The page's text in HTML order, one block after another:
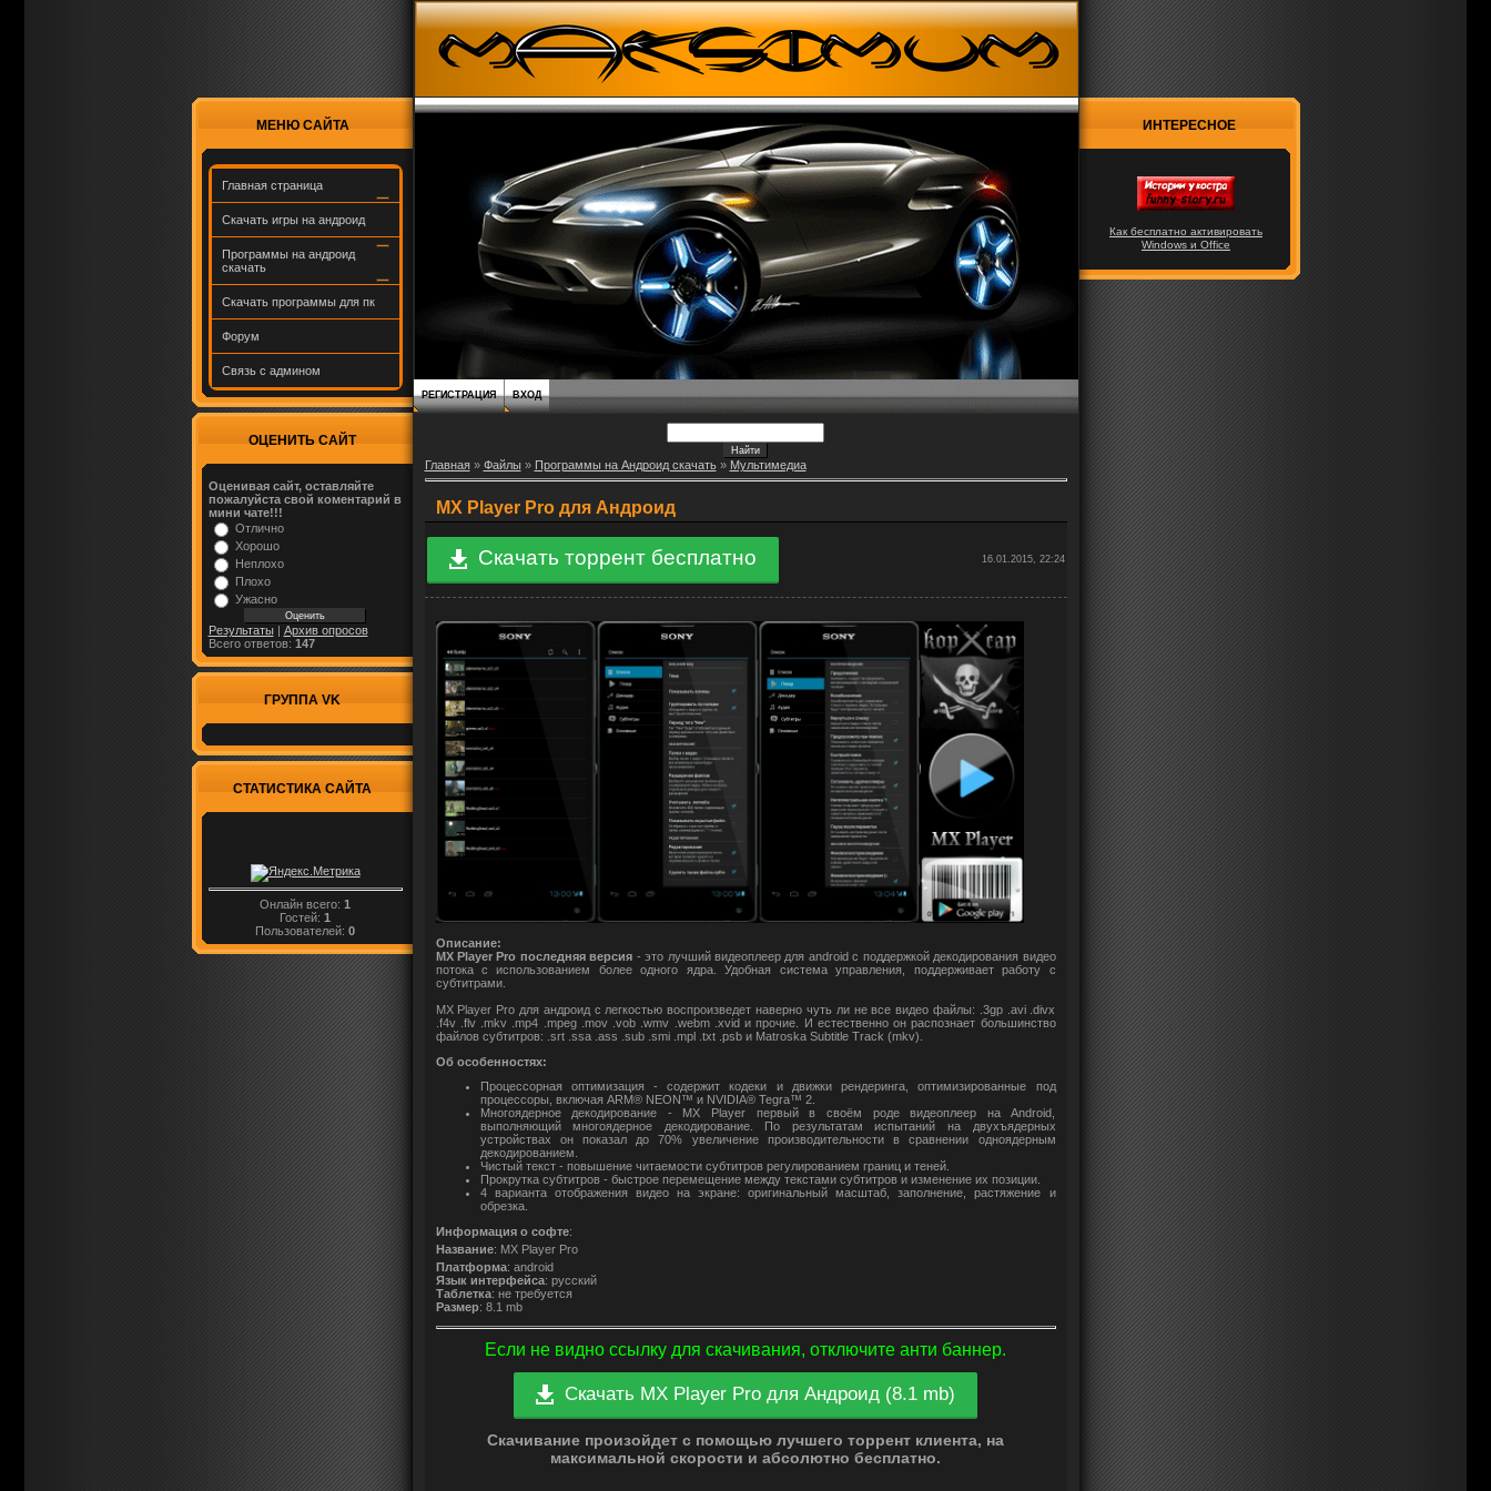
МЕНЮ САЙТА
Главная страница
Скачать игры на андроид
Программы на андроид
скачать
Скачать программы для пк
Форум
Связь с админом
ОЦЕНИТЬ САЙТ
Оценивая сайт, оставляйте
пожалуйста свой коментарий в
мини чате!!!
Отлично
Хорошо
Неплохо
Плохо
Ужасно
Результаты| Архив опросов
Всего ответов: 147
ГРУППА VK
СТАТИСТИКА САЙТА
Онлайн всего: 1
Гостей: 1
Пользователей: 0
РЕГИСТРАЦИЯ ВХОД
Главная» Файлы » Программы на Андроид скачать» Мультимедиа
MX Player Pro для Андроид
Скачать торрент бесплатно 16.01.2015, 22:24
Описание:
MX Player Pro последняя версия - это лучший видеоплеер для аndroid с поддержкой декодирования видео
потока с использованием более одного ядра. Удобная система управления, поддерживает работу с
субтитрами.
MX Player Pro для андроид с легкостью воспроизведет наверно чуть ли не все видео файлы: .3gp .avi .divx
.f4v .flv .mkv .mp4 .mpeg .mov .vob .wmv .webm .xvid и прочие. И естественно он распознает большинство
файлов субтитров: .srt .ssa .ass .sub .smi .mpl .txt .psb и Matroska Subtitle Track (mkv).
Об особенностях:
Процессорная оптимизация - содержит кодеки и движки рендеринга, оптимизированные под
процессоры, включая ARM® NEON™ и NVIDIA® Tegra™ 2.
Многоядерное декодирование - MX Player первый в своём роде видеоплеер на Android,
выполняющий многоядерное декодирование. По результатам испытаний на двухъядерных
устройствах он показал до 70% увеличение производительности в сравнении одноядерным
декодированием.
Чистый текст - повышение читаемости субтитров регулированием границ и теней.
Прокрутка субтитров - быстрое перемещение между текстами субтитров и изменение их позиции.
4 варианта отображения видео на экране: оригинальный масштаб, заполнение, растяжение и
обрезка.
Информация о софте:
Название: MX Player Pro
Платформа: android
Язык интерфейса: русский
Таблетка: не требуется
Размер: 8.1 mb
Если не видно ссылку для скачивания, отключите анти баннер.
Скачать MX Player Pro для Андроид (8.1 mb)
Скачивание произойдет с помощью лучшего торрент клиента, на
максимальной скорости и абсолютно бесплатно.
ИНТЕРЕСНОЕ
Как бесплатно активировать
Windows и Office